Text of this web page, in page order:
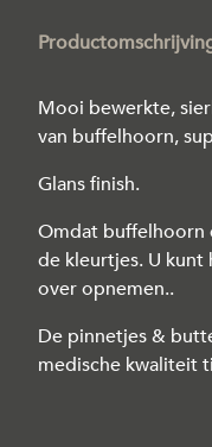
Mooi bewerkte,
van buffelhoorn,
Glans finish.
Omdat buffelhoorn
de kleurtjes. U
over opnemen..
De pinnetjes &
medische kwaliteit